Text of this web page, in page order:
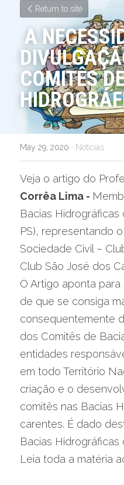
Return to site
A
COMITÊS
May 29, 2020 · Notícias
Veja o artigo do
Corrêa Lima -
Bacias Hidrográficas
PS), representando
Sociedade Civil –
Club São José dos
O Artigo aponta
de que se consiga
consequentemente
dos Comitês de
entidades
em todo Território
criação e o
comitês nas Bacias
carentes. É dado
Bacias Hidrográficas
Leia toda a matéria